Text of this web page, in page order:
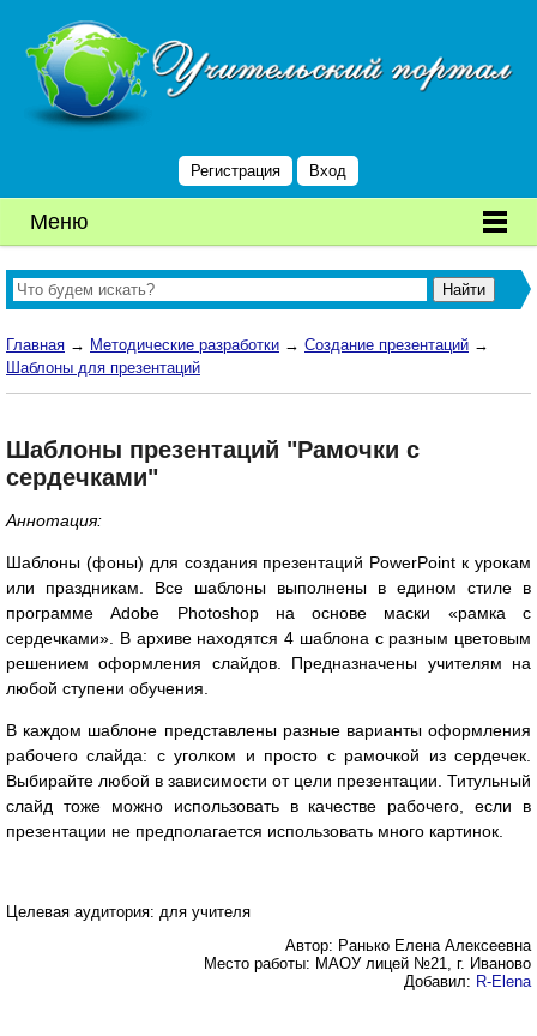
Регистрация Вход
Меню
Главная → Методические разработки → Создание презентаций →
Шаблоны для презентаций
Шаблоны презентаций "Рамочки с
сердечками"
Аннотация:
Шаблоны (фоны) для создания презентаций PowerPoint к урокам
или праздникам. Все шаблоны выполнены в едином стиле в
программе Adobe Photoshop на основе маски «рамка с
сердечками». В архиве находятся 4 шаблона с разным цветовым
решением оформления слайдов. Предназначены учителям на
любой ступени обучения.
В каждом шаблоне представлены разные варианты оформления
рабочего слайда: с уголком и просто с рамочкой из сердечек.
Выбирайте любой в зависимости от цели презентации. Титульный
слайд тоже можно использовать в качестве рабочего, если в
презентации не предполагается использовать много картинок.
Целевая аудитория: для учителя
Автор: Ранько Елена Алексеевна
Место работы: МАОУ лицей №21, г. Иваново
Добавил: R-Elena